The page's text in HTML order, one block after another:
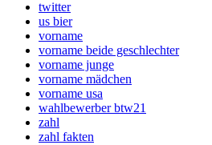
twitter
us bier
vorname
vorname beide geschlechter
vorname junge
vorname mädchen
vorname usa
wahlbewerber btw21
zahl
zahl fakten